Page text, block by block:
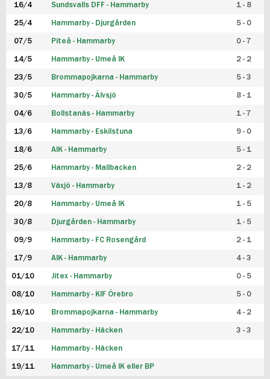
16/4 Sundsvalls DFF - Hammarby 1 - 8
25/4 Hammarby - Djurgården 5 - 0
07/5 Piteå - Hammarby 0 - 7
14/5 Hammarby - Umeå IK 2 - 2
23/5 Brommapojkarna - Hammarby 5 - 3
30/5 Hammarby - Älvsjö 8 - 1
04/6 Bollstanäs - Hammarby 1 - 7
13/6 Hammarby - Eskilstuna 9 - 0
18/6 AIK - Hammarby 5 - 1
25/6 Hammarby - Mallbacken 2 - 2
13/8 Växjö - Hammarby 1 - 2
20/8 Hammarby - Umeå IK 1 - 5
30/8 Djurgården - Hammarby 1 - 5
09/9 Hammarby - FC Rosengård 2 - 1
17/9 AIK - Hammarby 4 - 3
01/10 Jitex - Hammarby 0 - 5
08/10 Hammarby - KIF Örebro 5 - 0
16/10 Brommapojkarna - Hammarby 4 - 2
22/10 Hammarby - Häcken 3 - 3
17/11 Hammarby - Häcken
19/11 Hammarby - Umeå IK eller BP